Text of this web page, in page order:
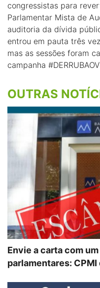
congressistas para
Parlamentar Mista de
auditoria da dívida
entrou em pauta três
mas as sessões foram
campanha
OUTRAS
Envie a carta com
parlamentares: CPMI